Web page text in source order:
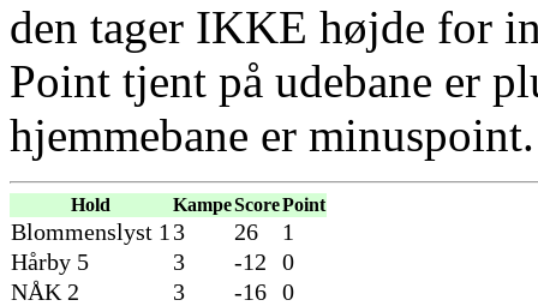
den tager IKKE højde for
Point tjent på udebane er
hjemmebane er minuspoint.
Hold KampeScorePoint
Blommenslyst 1 3 26
1
Hårby 5
3 -12
0
NÅK 2
3 -16 0